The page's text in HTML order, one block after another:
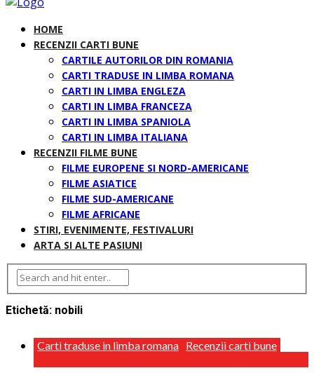
HOME
RECENZII CARTI BUNE
CARTILE AUTORILOR DIN ROMANIA
CARTI TRADUSE IN LIMBA ROMANA
CARTI IN LIMBA ENGLEZA
CARTI IN LIMBA FRANCEZA
CARTI IN LIMBA SPANIOLA
CARTI IN LIMBA ITALIANA
RECENZII FILME BUNE
FILME EUROPENE SI NORD-AMERICANE
FILME ASIATICE
FILME SUD-AMERICANE
FILME AFRICANE
STIRI, EVENIMENTE, FESTIVALURI
ARTA SI ALTE PASIUNI
Etichetă: nobili
Carti traduse in limba romana Recenzii carti bune